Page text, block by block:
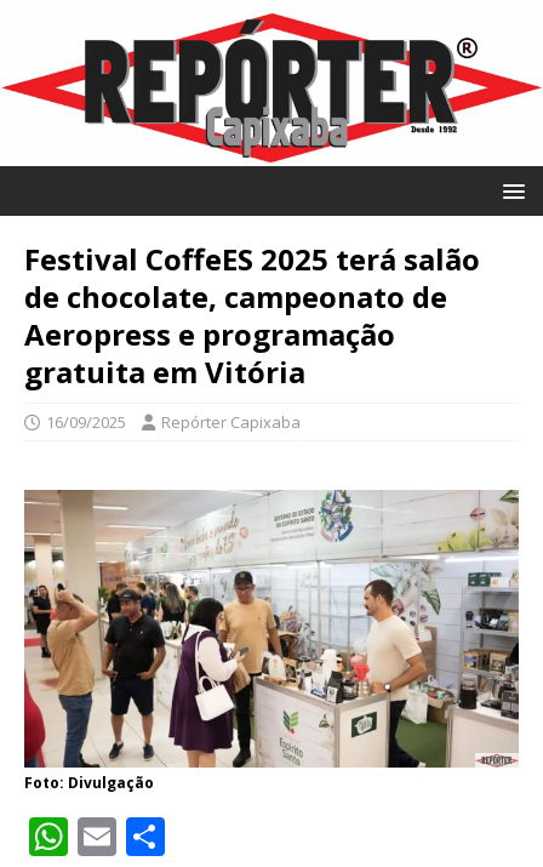
Festival CoffeES 2025 terá salão
de chocolate, campeonato de
Aeropress e programação
gratuita em Vitória
16/09/2025 Repórter Capixaba
Foto: Divulgação
W E